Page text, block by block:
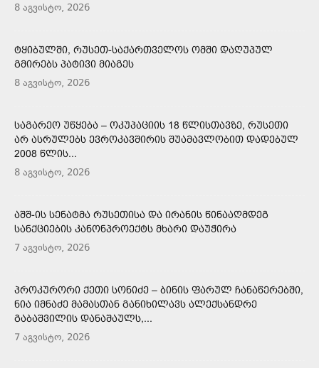
8 აგვისტო, 2026
ᲢᲧᲘᲑᲣᲚᲨᲘ, ᲠᲣᲡᲔᲗ-ᲡᲐᲥᲐᲠᲗᲕᲔᲚᲝᲡ ᲝᲛᲨᲘ ᲓᲐᲦᲣᲞᲣᲚ
ᲒᲛᲘᲠᲔᲑᲡ ᲞᲐᲢᲘᲕᲘ ᲛᲘᲐᲒᲔᲡ
8 აგვისტო, 2026
ᲡᲐᲒᲐᲠᲔᲝ ᲣᲬᲧᲔᲑᲐ – ᲝᲙᲣᲞᲐᲪᲘᲘᲡ 18 ᲬᲚᲘᲡᲗᲐᲕᲖᲔ, ᲠᲣᲡᲔᲗᲘ
ᲐᲠ ᲐᲡᲠᲣᲚᲔᲑᲡ ᲔᲕᲠᲝᲙᲐᲕᲨᲘᲠᲘᲡ ᲨᲣᲐᲛᲐᲕᲚᲝᲑᲘᲗ ᲓᲐᲓᲔᲑᲣᲚ
2008 ᲬᲚᲘᲡ...
8 აგვისტო, 2026
ᲐᲨᲨ-ᲘᲡ ᲡᲔᲜᲐᲢᲛᲐ ᲠᲣᲡᲔᲗᲘᲡᲐ ᲓᲐ ᲘᲠᲐᲜᲘᲡ ᲬᲘᲜᲐᲐᲦᲛᲓᲔᲒ
ᲡᲐᲜᲥᲪᲘᲔᲑᲘᲡ ᲙᲐᲜᲝᲜᲞᲠᲝᲔᲥᲢᲡ ᲛᲮᲐᲠᲘ ᲓᲐᲣᲭᲘᲠᲐ
7 აგვისტო, 2026
ᲞᲠᲝᲙᲣᲠᲝᲠᲘ ᲥᲔᲗᲘ ᲡᲝᲜᲘᲫᲔ – ᲑᲘᲜᲘᲡ ᲤᲐᲠᲣᲚ ᲩᲐᲜᲐᲬᲔᲠᲔᲑᲨᲘ,
ᲜᲘᲐ ᲘᲛᲜᲐᲫᲔ ᲛᲐᲛᲐᲡᲗᲐᲜ ᲒᲐᲜᲘᲮᲘᲚᲐᲕᲡ ᲐᲚᲔᲥᲡᲐᲜᲓᲠᲔ
ᲒᲐᲑᲐᲨᲕᲘᲚᲘᲡ ᲓᲐᲜᲐᲨᲐᲣᲚᲡ,...
7 აგვისტო, 2026